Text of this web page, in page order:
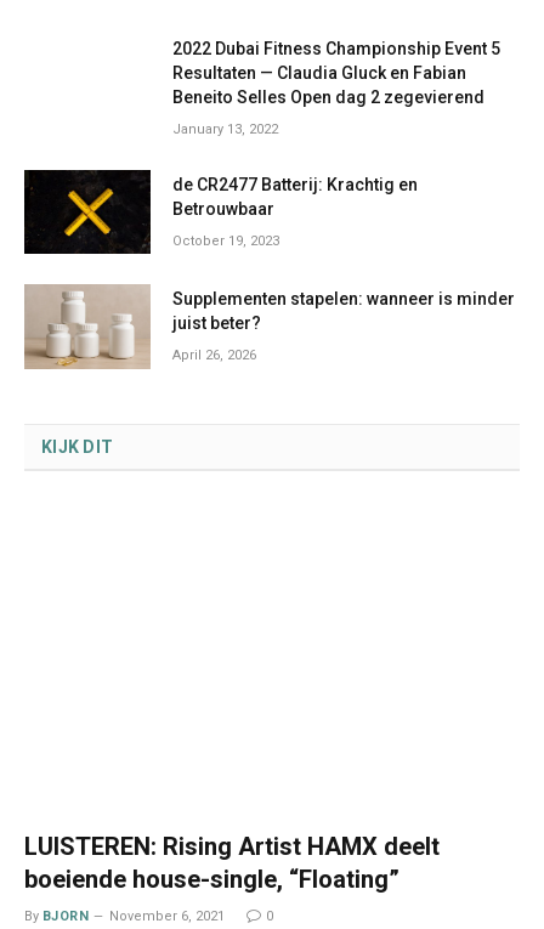
2022 Dubai Fitness Championship Event 5
Resultaten — Claudia Gluck en Fabian
Beneito Selles Open dag 2 zegevierend
January 13, 2022
de CR2477 Batterij: Krachtig en
Betrouwbaar
October 19, 2023
Supplementen stapelen: wanneer is minder
juist beter?
April 26, 2026
KIJK DIT
LUISTEREN: Rising Artist HAMX deelt
boeiende house-single, “Floating”
By BJORN November 6, 2021 0